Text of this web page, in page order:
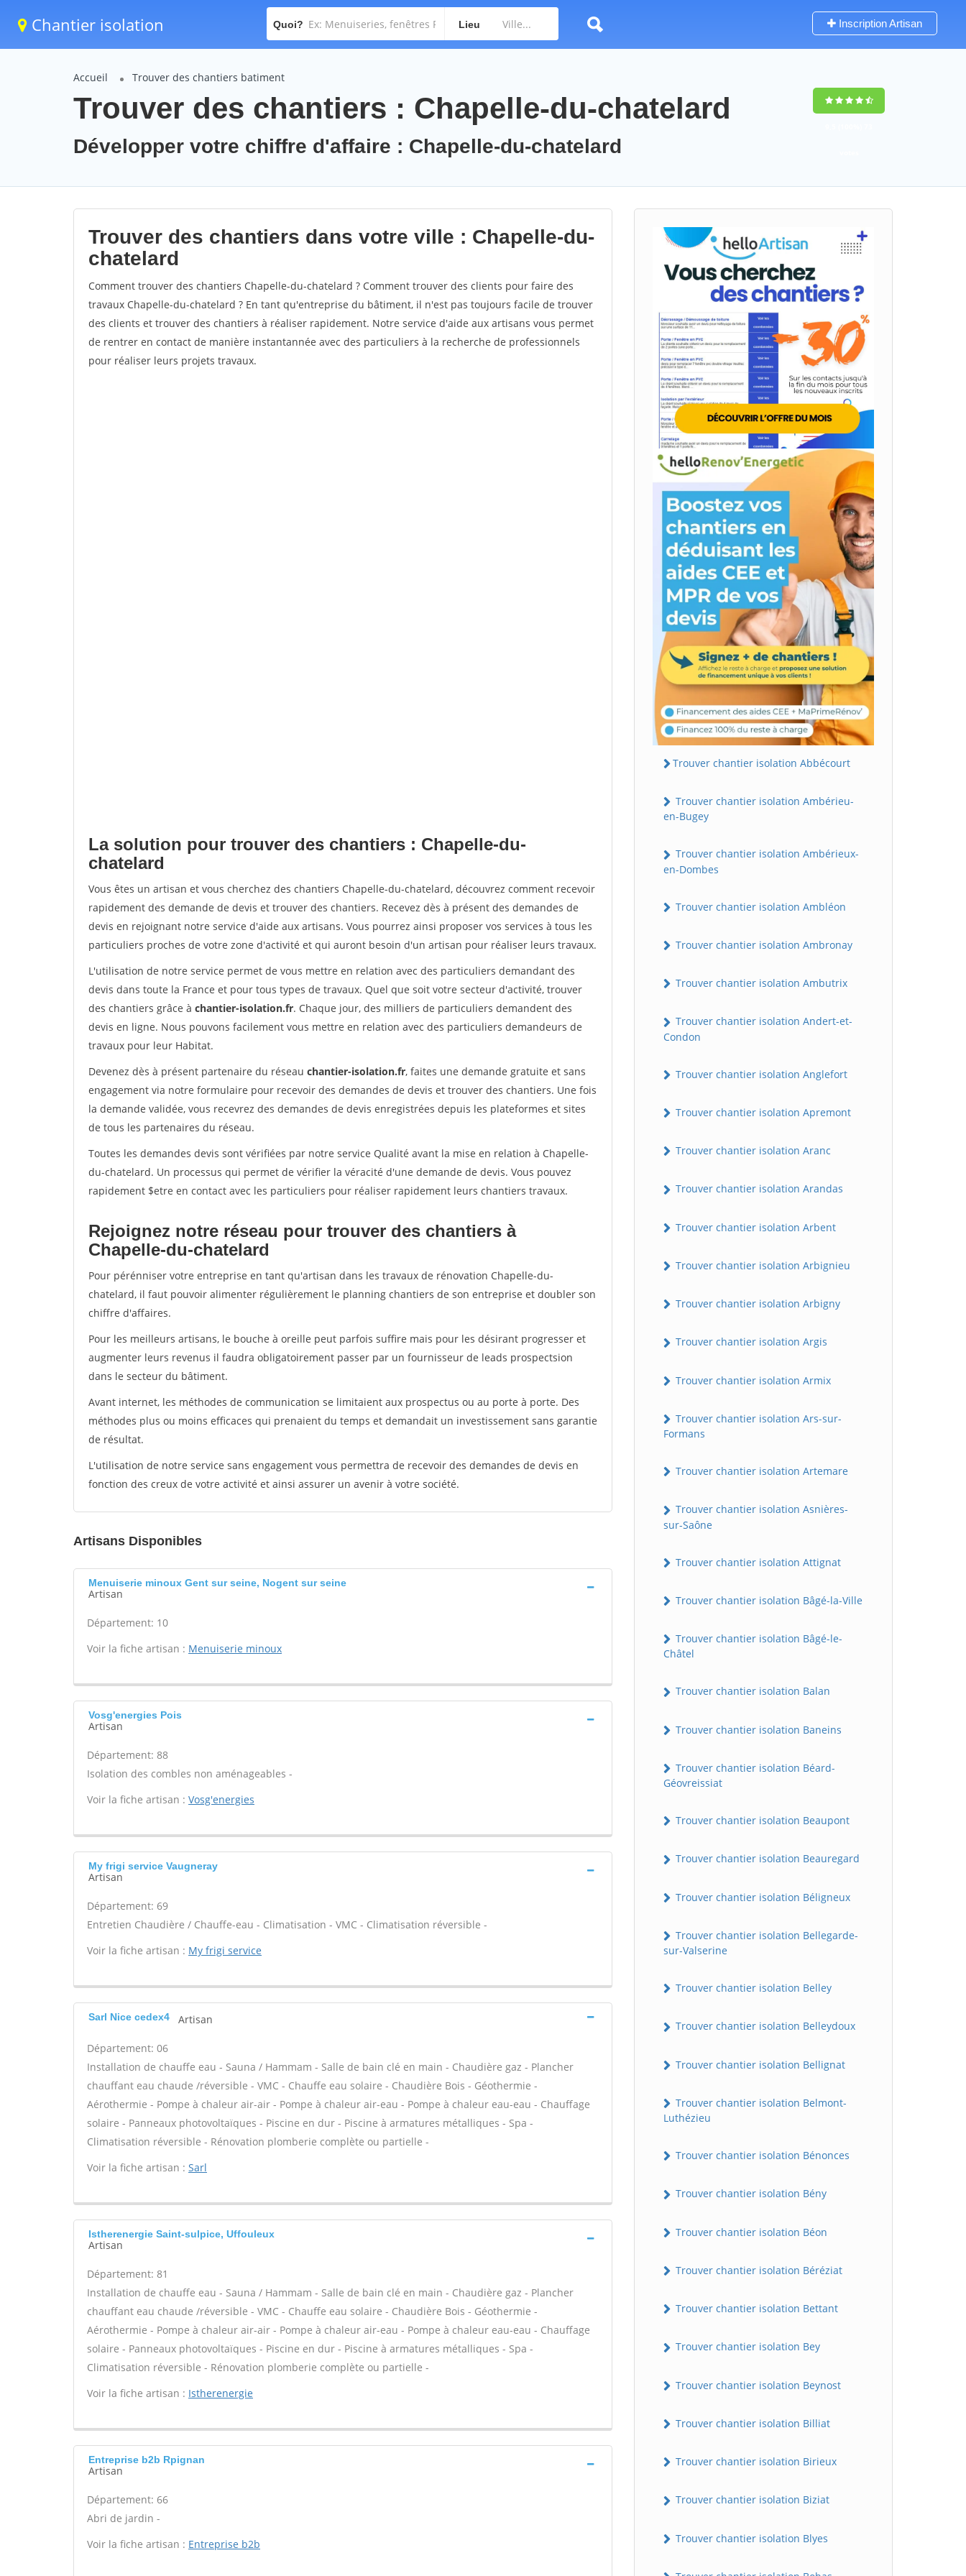
Chantier isolation Quoi? Lieu Inscription Artisan
Accueil Trouver des chantiers batiment
Trouver des chantiers : Chapelle-du-chatelard
Développer votre chiffre d'affaire : Chapelle-du-chatelard
Trouver des chantiers dans votre ville : Chapelle-du-
chatelard
Comment trouver des chantiers Chapelle-du-chatelard ? Comment trouver des clients pour faire des
travaux Chapelle-du-chatelard ? En tant qu'entreprise du bâtiment, il n'est pas toujours facile de trouver
des clients et trouver des chantiers à réaliser rapidement. Notre service d'aide aux artisans vous permet
de rentrer en contact de manière instantannée avec des particuliers à la recherche de professionnels
pour réaliser leurs projets travaux.
La solution pour trouver des chantiers : Chapelle-du-
chatelard
Vous êtes un artisan et vous cherchez des chantiers Chapelle-du-chatelard, découvrez comment recevoir
rapidement des demande de devis et trouver des chantiers. Recevez dès à présent des demandes de
devis en rejoignant notre service d'aide aux artisans. Vous pourrez ainsi proposer vos services à tous les
particuliers proches de votre zone d'activité et qui auront besoin d'un artisan pour réaliser leurs travaux.
L'utilisation de notre service permet de vous mettre en relation avec des particuliers demandant des
devis dans toute la France et pour tous types de travaux. Quel que soit votre secteur d'activité, trouver
des chantiers grâce à chantier-isolation.fr. Chaque jour, des milliers de particuliers demandent des
devis en ligne. Nous pouvons facilement vous mettre en relation avec des particuliers demandeurs de
travaux pour leur Habitat.
Devenez dès à présent partenaire du réseau chantier-isolation.fr, faites une demande gratuite et sans
engagement via notre formulaire pour recevoir des demandes de devis et trouver des chantiers. Une fois
la demande validée, vous recevrez des demandes de devis enregistrées depuis les plateformes et sites
de tous les partenaires du réseau.
Toutes les demandes devis sont vérifiées par notre service Qualité avant la mise en relation à Chapelle-
du-chatelard. Un processus qui permet de vérifier la véracité d'une demande de devis. Vous pouvez
rapidement $etre en contact avec les particuliers pour réaliser rapidement leurs chantiers travaux.
Rejoignez notre réseau pour trouver des chantiers à
Chapelle-du-chatelard
Pour pérénniser votre entreprise en tant qu'artisan dans les travaux de rénovation Chapelle-du-
chatelard, il faut pouvoir alimenter régulièrement le planning chantiers de son entreprise et doubler son
chiffre d'affaires.
Pour les meilleurs artisans, le bouche à oreille peut parfois suffire mais pour les désirant progresser et
augmenter leurs revenus il faudra obligatoirement passer par un fournisseur de leads prospectsion
dans le secteur du bâtiment.
Avant internet, les méthodes de communication se limitaient aux prospectus ou au porte à porte. Des
méthodes plus ou moins efficaces qui prenaient du temps et demandait un investissement sans garantie
de résultat.
L'utilisation de notre service sans engagement vous permettra de recevoir des demandes de devis en
fonction des creux de votre activité et ainsi assurer un avenir à votre société.
Artisans Disponibles
Menuiserie minoux Gent sur seine, Nogent sur seine
Artisan
Département: 10
Voir la fiche artisan : Menuiserie minoux
Vosg'energies Pois
Artisan
Département: 88
Isolation des combles non aménageables -
Voir la fiche artisan : Vosg'energies
My frigi service Vaugneray
Artisan
Département: 69
Entretien Chaudière / Chauffe-eau - Climatisation - VMC - Climatisation réversible -
Voir la fiche artisan : My frigi service
Sarl Nice cedex4 Artisan
Département: 06
Installation de chauffe eau - Sauna / Hammam - Salle de bain clé en main - Chaudière gaz - Plancher
chauffant eau chaude /réversible - VMC - Chauffe eau solaire - Chaudière Bois - Géothermie -
Aérothermie - Pompe à chaleur air-air - Pompe à chaleur air-eau - Pompe à chaleur eau-eau - Chauffage
solaire - Panneaux photovoltaïques - Piscine en dur - Piscine à armatures métalliques - Spa -
Climatisation réversible - Rénovation plomberie complète ou partielle -
Voir la fiche artisan : Sarl
Istherenergie Saint-sulpice, Uffouleux
Artisan
Département: 81
Installation de chauffe eau - Sauna / Hammam - Salle de bain clé en main - Chaudière gaz - Plancher
chauffant eau chaude /réversible - VMC - Chauffe eau solaire - Chaudière Bois - Géothermie -
Aérothermie - Pompe à chaleur air-air - Pompe à chaleur air-eau - Pompe à chaleur eau-eau - Chauffage
solaire - Panneaux photovoltaïques - Piscine en dur - Piscine à armatures métalliques - Spa -
Climatisation réversible - Rénovation plomberie complète ou partielle -
Voir la fiche artisan : Istherenergie
Entreprise b2b Rpignan
Artisan
Département: 66
Abri de jardin -
Voir la fiche artisan : Entreprise b2b
Trouver chantier isolation Abbécourt
Trouver chantier isolation Ambérieu-
en-Bugey
Trouver chantier isolation Ambérieux-
en-Dombes
Trouver chantier isolation Ambléon
Trouver chantier isolation Ambronay
Trouver chantier isolation Ambutrix
Trouver chantier isolation Andert-et-
Condon
Trouver chantier isolation Anglefort
Trouver chantier isolation Apremont
Trouver chantier isolation Aranc
Trouver chantier isolation Arandas
Trouver chantier isolation Arbent
Trouver chantier isolation Arbignieu
Trouver chantier isolation Arbigny
Trouver chantier isolation Argis
Trouver chantier isolation Armix
Trouver chantier isolation Ars-sur-
Formans
Trouver chantier isolation Artemare
Trouver chantier isolation Asnières-
sur-Saône
Trouver chantier isolation Attignat
Trouver chantier isolation Bâgé-la-Ville
Trouver chantier isolation Bâgé-le-
Châtel
Trouver chantier isolation Balan
Trouver chantier isolation Baneins
Trouver chantier isolation Béard-
Géovreissiat
Trouver chantier isolation Beaupont
Trouver chantier isolation Beauregard
Trouver chantier isolation Béligneux
Trouver chantier isolation Bellegarde-
sur-Valserine
Trouver chantier isolation Belley
Trouver chantier isolation Belleydoux
Trouver chantier isolation Bellignat
Trouver chantier isolation Belmont-
Luthézieu
Trouver chantier isolation Bénonces
Trouver chantier isolation Bény
Trouver chantier isolation Béon
Trouver chantier isolation Béréziat
Trouver chantier isolation Bettant
Trouver chantier isolation Bey
Trouver chantier isolation Beynost
Trouver chantier isolation Billiat
Trouver chantier isolation Birieux
Trouver chantier isolation Biziat
Trouver chantier isolation Blyes